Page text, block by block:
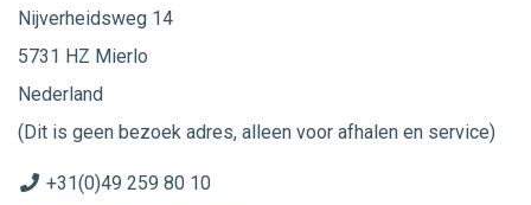
Nijverheidsweg 14
5731 HZ Mierlo
Nederland
(Dit is geen bezoek adres, alleen voor afhalen en service)
+31(0)49 259 80 10